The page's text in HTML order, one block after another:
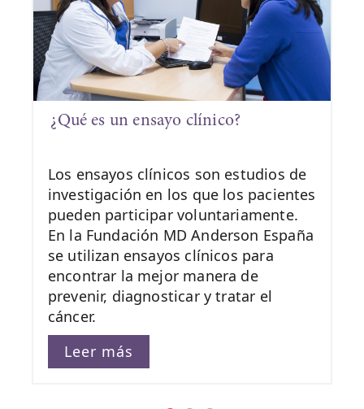
¿Qué es un ensayo clínico?
Los ensayos clínicos son estudios de
investigación en los que los pacientes
pueden participar voluntariamente.
En la Fundación MD Anderson España
se utilizan ensayos clínicos para
encontrar la mejor manera de
prevenir, diagnosticar y tratar el
cáncer.
Leer más